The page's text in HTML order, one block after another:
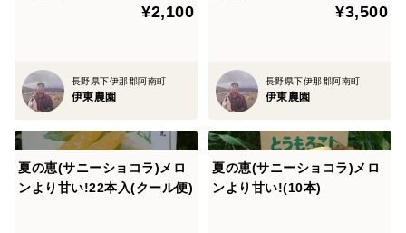
¥2,100
長野県下伊那郡阿南町
伊東農園
¥3,500
長野県下伊那郡阿南町
伊東農園
夏の恵(サニーショコラ)メロ
ンより甘い!22本入(クール便)
夏の恵(サニーショコラ)メロ
ンより甘い!(10本)